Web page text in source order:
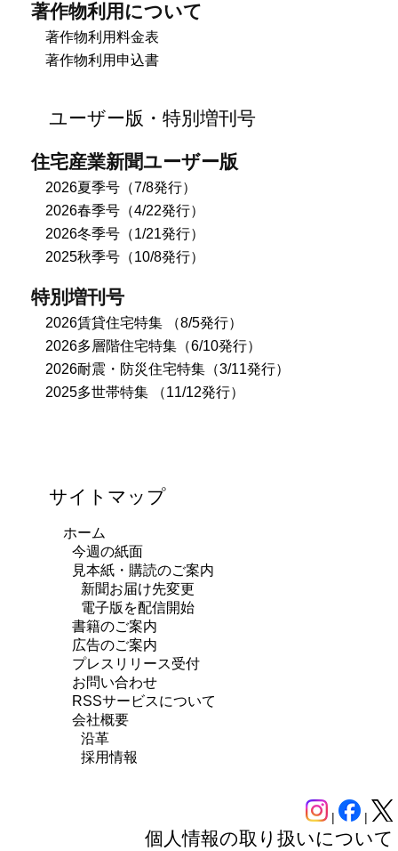
著作物利用について
著作物利用料金表
著作物利用申込書
ユーザー版・特別増刊号
住宅産業新聞ユーザー版
2026夏季号（7/8発行）
2026春季号（4/22発行）
2026冬季号（1/21発行）
2025秋季号（10/8発行）
特別増刊号
2026賃貸住宅特集 （8/5発行）
2026多層階住宅特集（6/10発行）
2026耐震・防災住宅特集（3/11発行）
2025多世帯特集 （11/12発行）
サイトマップ
ホーム
今週の紙面
見本紙・購読のご案内
新聞お届け先変更
電子版を配信開始
書籍のご案内
広告のご案内
プレスリリース受付
お問い合わせ
RSSサービスについて
会社概要
沿革
採用情報
| |
個人情報の取り扱いについて